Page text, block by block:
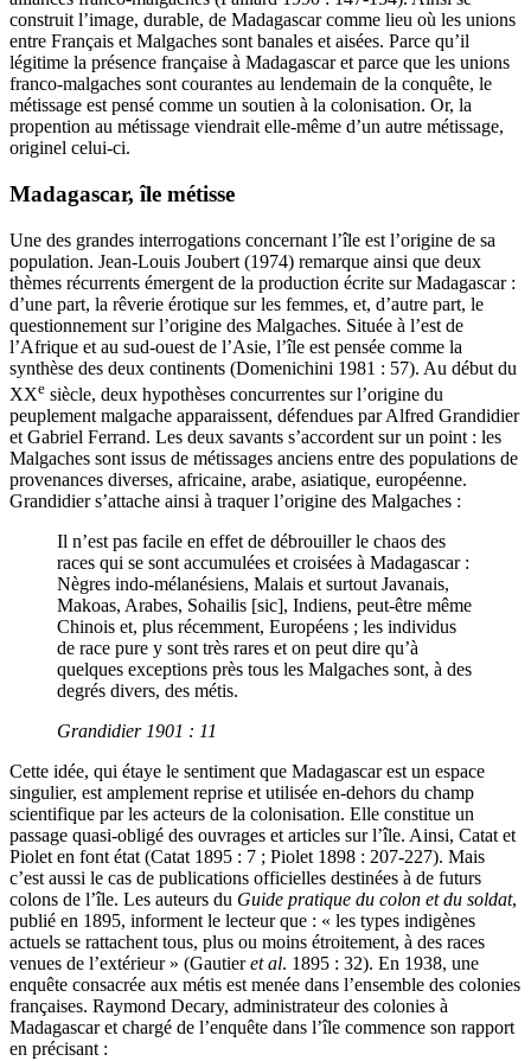
construit l’image, durable, de Madagascar comme lieu où les unions
entre Français et Malgaches sont banales et aisées. Parce qu’il
légitime la présence française à Madagascar et parce que les unions
franco-malgaches sont courantes au lendemain de la conquête, le
métissage est pensé comme un soutien à la colonisation. Or, la
propention au métissage viendrait elle-même d’un autre métissage,
originel celui-ci.
Madagascar, île métisse
Une des grandes interrogations concernant l’île est l’origine de sa
population. Jean-Louis Joubert (1974) remarque ainsi que deux
thèmes récurrents émergent de la production écrite sur Madagascar :
d’une part, la rêverie érotique sur les femmes, et, d’autre part, le
questionnement sur l’origine des Malgaches. Située à l’est de
l’Afrique et au sud-ouest de l’Asie, l’île est pensée comme la
synthèse des deux continents (Domenichini 1981 : 57). Au début du
XXe siècle, deux hypothèses concurrentes sur l’origine du
peuplement malgache apparaissent, défendues par Alfred Grandidier
et Gabriel Ferrand. Les deux savants s’accordent sur un point : les
Malgaches sont issus de métissages anciens entre des populations de
provenances diverses, africaine, arabe, asiatique, européenne.
Grandidier s’attache ainsi à traquer l’origine des Malgaches :
Il n’est pas facile en effet de débrouiller le chaos des
races qui se sont accumulées et croisées à Madagascar :
Nègres indo-mélanésiens, Malais et surtout Javanais,
Makoas, Arabes, Sohailis [sic], Indiens, peut-être même
Chinois et, plus récemment, Européens ; les individus
de race pure y sont très rares et on peut dire qu’à
quelques exceptions près tous les Malgaches sont, à des
degrés divers, des métis.
Grandidier 1901 : 11
Cette idée, qui étaye le sentiment que Madagascar est un espace
singulier, est amplement reprise et utilisée en-dehors du champ
scientifique par les acteurs de la colonisation. Elle constitue un
passage quasi-obligé des ouvrages et articles sur l’île. Ainsi, Catat et
Piolet en font état (Catat 1895 : 7 ; Piolet 1898 : 207-227). Mais
c’est aussi le cas de publications officielles destinées à de futurs
colons de l’île. Les auteurs du Guide pratique du colon et du soldat,
publié en 1895, informent le lecteur que : « les types indigènes
actuels se rattachent tous, plus ou moins étroitement, à des races
venues de l’extérieur » (Gautieret al. 1895 : 32). En 1938, une
enquête consacrée aux métis est menée dans l’ensemble des colonies
françaises. Raymond Decary, administrateur des colonies à
Madagascar et chargé de l’enquête dans l’île commence son rapport
en précisant :